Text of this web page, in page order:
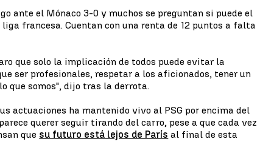
ante el Mónaco 3-0 y muchos se preguntan si puede el
francesa. Cuentan con una renta de 12 puntos a falta
que solo la implicación de todos puede evitar la
ser profesionales, respetar a los aficionados, tener un
que somos", dijo tras la derrota.
actuaciones ha mantenido vivo al PSG por encima del
querer seguir tirando del carro, pese a que cada vez
que su futuro está lejos de París al final de esta